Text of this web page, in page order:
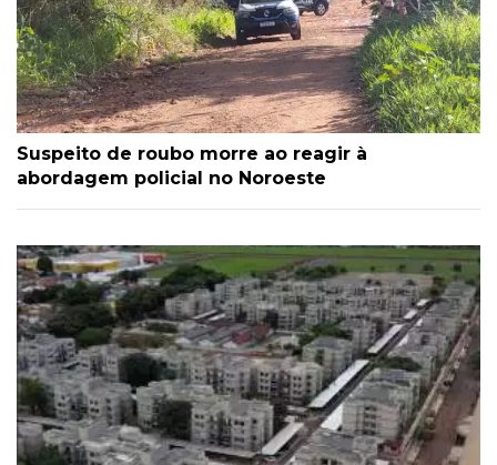
Suspeito de roubo morre ao reagir à
abordagem policial no Noroeste